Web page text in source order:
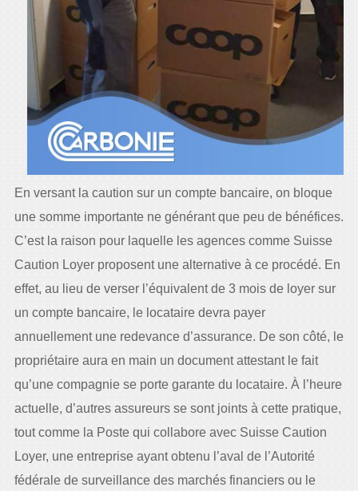
En versant la caution sur un compte bancaire, on bloque
une somme importante ne générant que peu de bénéfices.
C’est la raison pour laquelle les agences comme Suisse
Caution Loyer proposent une alternative à ce procédé. En
effet, au lieu de verser l’équivalent de 3 mois de loyer sur
un compte bancaire, le locataire devra payer
annuellement une redevance d’assurance. De son côté, le
propriétaire aura en main un document attestant le fait
qu’une compagnie se porte garante du locataire. À l’heure
actuelle, d’autres assureurs se sont joints à cette pratique,
tout comme la Poste qui collabore avec Suisse Caution
Loyer, une entreprise ayant obtenu l’aval de l’Autorité
fédérale de surveillance des marchés financiers ou le